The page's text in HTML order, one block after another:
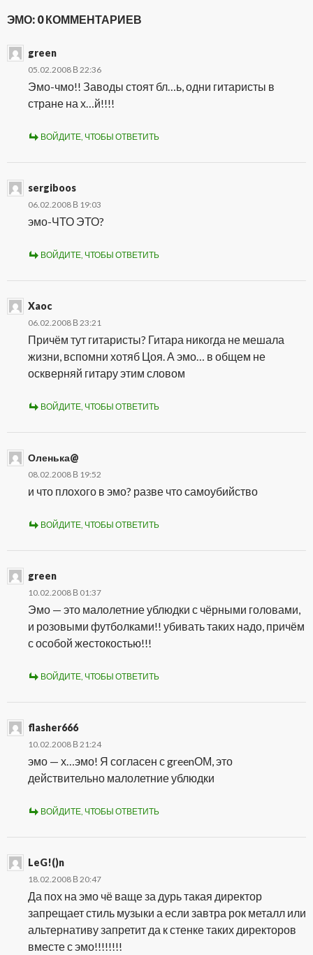
ЭМО: 0 КОММЕНТАРИЕВ
green
05.02.2008 В 22:36
Эмо-чмо!! Заводы стоят бл…ь, одни гитаристы в
стране на х…й!!!!
ВОЙДИТЕ, ЧТОБЫ ОТВЕТИТЬ
sergiboos
06.02.2008 В 19:03
эмо-ЧТО ЭТО?
ВОЙДИТЕ, ЧТОБЫ ОТВЕТИТЬ
Xaoc
06.02.2008 В 23:21
Причём тут гитаристы? Гитара никогда не мешала
жизни, вспомни хотяб Цоя. А эмо… в общем не
оскверняй гитару этим словом
ВОЙДИТЕ, ЧТОБЫ ОТВЕТИТЬ
Оленька@
08.02.2008 В 19:52
и что плохого в эмо? разве что самоубийство
ВОЙДИТЕ, ЧТОБЫ ОТВЕТИТЬ
green
10.02.2008 В 01:37
Эмо — это малолетние ублюдки с чёрными головами,
и розовыми футболками!! убивать таких надо, причём
с особой жестокостью!!!
ВОЙДИТЕ, ЧТОБЫ ОТВЕТИТЬ
flasher666
10.02.2008 В 21:24
эмо — х…эмо! Я согласен с greenОМ, это
действительно малолетние ублюдки
ВОЙДИТЕ, ЧТОБЫ ОТВЕТИТЬ
LeG!()n
18.02.2008 В 20:47
Да пох на эмо чё ваще за дурь такая директор
запрещает стиль музыки а если завтра рок металл или
альтернативу запретит да к стенке таких директоров
вместе с эмо!!!!!!!!